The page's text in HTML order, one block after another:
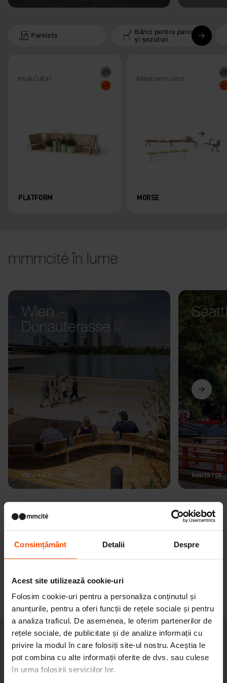
Consimțământ Detalii Despre
Acest site utilizează cookie-uri
Folosim cookie-uri pentru a personaliza conținutul și
anunțurile, pentru a oferi funcții de rețele sociale și pentru
a analiza traficul. De asemenea, le oferim partenerilor de
rețele sociale, de publicitate și de analize informații cu
privire la modul în care folosiți site-ul nostru. Aceștia le
pot combina cu alte informații oferite de dvs. sau culese
în urma folosirii serviciilor lor.
Parklets
Bănci pentru parcuri
și șezuturi
Insula Culturii
PLATFORM
Mesaj pentru viitor
MORSE
mmmcité în lume
Wien –
Donauterasse
VERA SOLO Wien RAUTSTER
Străzi și parcuri peste tot în lume. Aceasta este
cât și cu responsabilitate. Cream cu bucurie
pentru spațiul public.
Proiectele noastre
Credem în
îmbunătățirea vieții din